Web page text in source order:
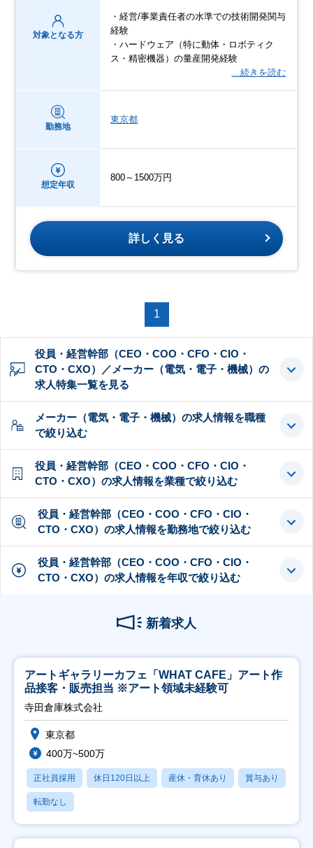
対象となる方
・経営/事業責任者の水準での技術開発関与
経験
・ハードウェア（特に動体・ロボティク
ス・精密機器）の量産開発経験
…続きを読む
勤務地
東京都
想定年収
800～1500万円
詳しく見る
1
役員・経営幹部（CEO・COO・CFO・CIO・
CTO・CXO）／メーカー（電気・電子・機械）の
求人特集一覧を見る
メーカー（電気・電子・機械）の求人情報を職種
で絞り込む
役員・経営幹部（CEO・COO・CFO・CIO・
CTO・CXO）の求人情報を業種で絞り込む
役員・経営幹部（CEO・COO・CFO・CIO・
CTO・CXO）の求人情報を勤務地で絞り込む
役員・経営幹部（CEO・COO・CFO・CIO・
CTO・CXO）の求人情報を年収で絞り込む
新着求人
アートギャラリーカフェ「WHAT CAFE」アート作
品接客・販売担当 ※アート領域未経験可
寺田倉庫株式会社
東京都
400万~500万
正社員採用 休日120日以上 産休・育休あり 賞与あり
転勤なし